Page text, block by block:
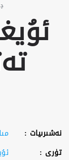
نەشىرىيات :
تۈرى :